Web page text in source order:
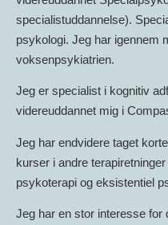
specialistuddannelse).
psykologi. Jeg har igennem
voksenpsykiatrien.
Jeg er specialist i kognitiv
videreuddannet mig i
Jeg har endvidere taget
kurser i andre
psykoterapi og eksistentiel
Jeg har en stor interesse